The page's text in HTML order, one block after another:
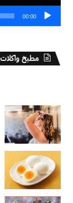
00:00
مطبخ واكلات